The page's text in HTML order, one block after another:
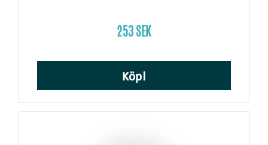
253 SEK
Köp!